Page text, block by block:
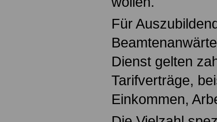
Für
Dienst gelten
Tarifverträge,
Einkommen,